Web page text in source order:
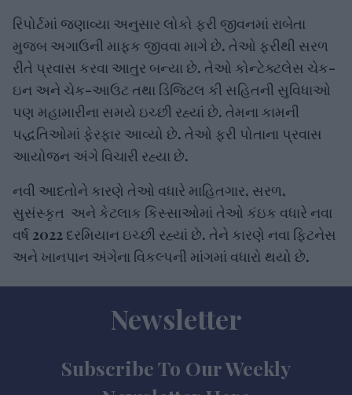
મુજબ અગાઉની માફક જીવવા માગે છે. તેઓ ફરીથી સરળ
રીતે પ્રવાસ કરવા આતુર બન્યા છે. તેઓ કોન્ટેક્ટલેસ ચેક-
ઇન અને ચેક-આઉટ તથા ડિજિટલ કી સહિતની સુવિધાઓ
પણ મહામારીના સમયે ઇચ્છી રહ્યાં છે. તેમના કામની
પદ્ધતિઓમાં ફેરફાર આવ્યો છે. તેઓ ફરી પોતાના પ્રવાસ
આયોજન અંગે વિચારી રહ્યા છે.
સુસંસ્કૃત અને કેટલાક કિસ્સાઓમાં તેઓ કંઇક વધારે નવા
વર્ષ 2022 દરમિયાન ઇચ્છી રહ્યાં છે. તેને કારણે નવા ફિટનેસ
અને ખાનપાન અંગેના વિકલ્પની માંગમાં વધારો થયો છે.
Newsletter
Newsletter Here